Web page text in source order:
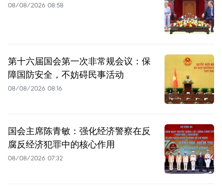
08/08/2026 08:58
第十六届国会第一次非常规会议：保
障国防安全，不妨碍民事活动
08/08/2026 08:16
国会主席陈青敏：强化经济警察在反
腐反经济犯罪中的核心作用
08/08/2026 07:32